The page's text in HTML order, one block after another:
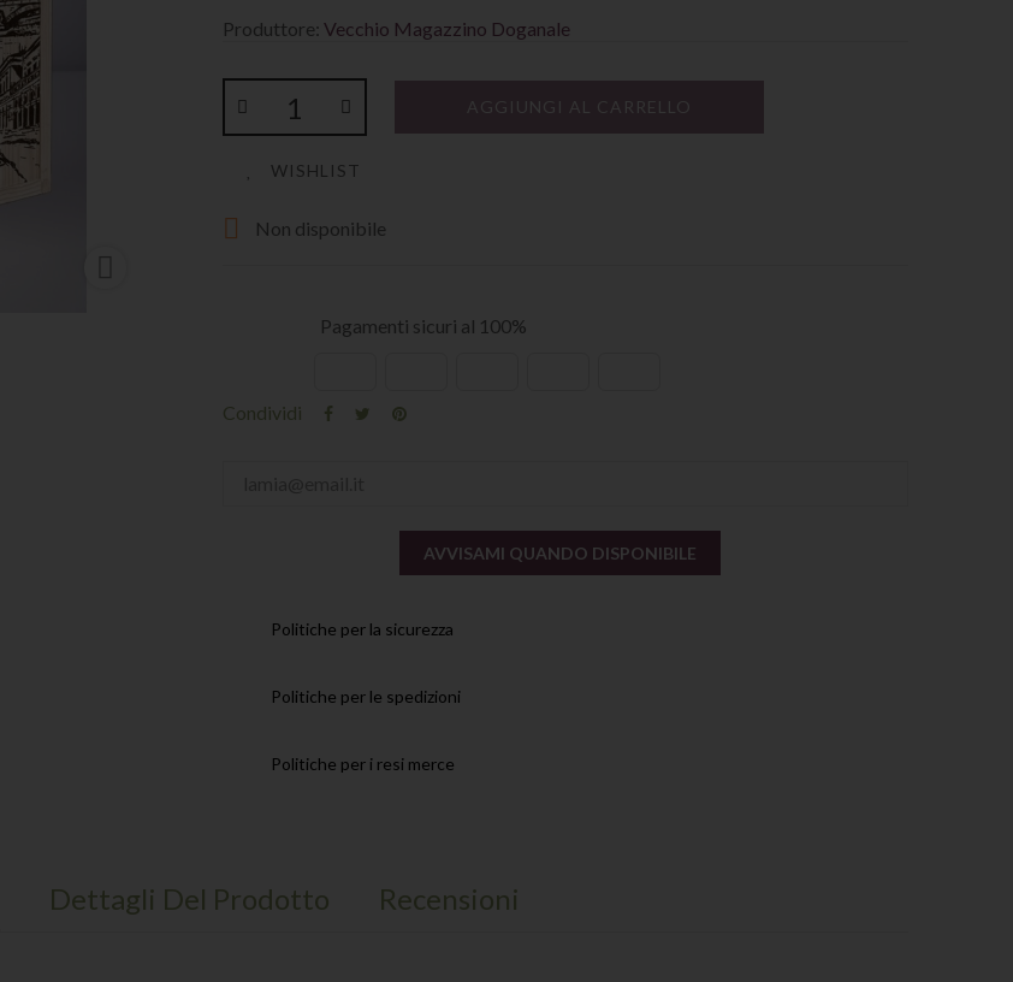

Produttore: Vecchio Magazzino Doganale
AGGIUNGI AL CARRELLO
WISHLIST
 Non disponibile
Pagamenti sicuri al 100%
Condividi
AVVISAMI QUANDO DISPONIBILE
Politiche per la sicurezza
Politiche per le spedizioni
Politiche per i resi merce
Dettagli Del Prodotto Recensioni